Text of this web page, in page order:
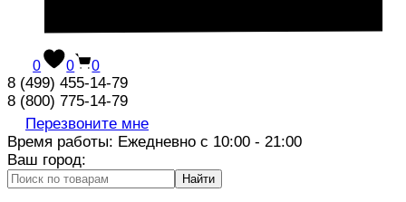
0 0 0
8 (499) 455-14-79
8 (800) 775-14-79
Перезвоните мне
Время работы: Ежедневно с 10:00 - 21:00
Ваш город:
Найти